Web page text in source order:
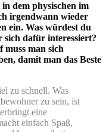
dem physischen im
irgendwann wieder
ein. Was würdest du
sich dafür interessiert?
muss man sich
damit man das Beste
zu schnell. Was
zu sein, ist
eine
einfach Spaß,